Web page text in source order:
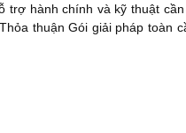
trợ hành chính và kỹ thuật
thuậnGói giải pháp toàn